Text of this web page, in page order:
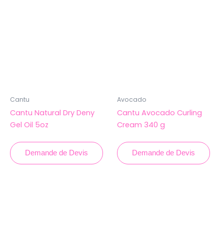
Cantu
Cantu Natural Dry Deny
Gel Oil 5oz
Demande de Devis
Avocado
Cantu Avocado Curling
Cream 340 g
Demande de Devis